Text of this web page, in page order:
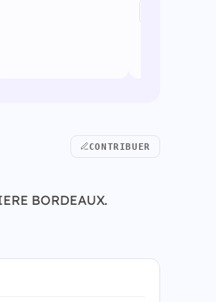
CONTRIBUER
BORDEAUX.